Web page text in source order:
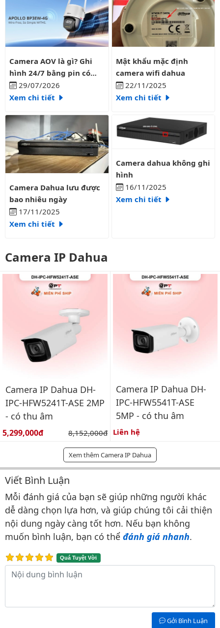
Camera AOV là gì? Ghi hình 24/7 bằng pin có liên tục?
Camera AOV là gì? Ghi
hình 24/7 bằng pin có
liên tục?
29/07/2026
Xem chi tiết
Mật khẩu mặc định camera
Mật khẩu mặc định
camera wifi dahua
22/11/2025
Xem chi tiết
Camera Dahua lưu được bao nhiêu ngày
Camera Dahua lưu được
bao nhiêu ngày
17/11/2025
Xem chi tiết
Camera dahua không ghi hình
Camera dahua không ghi
hình
16/11/2025
Xem chi tiết
Camera IP Dahua
Camera IP Dahua DH-
IPC-HFW5241T-ASE 2MP
- có thu âm
Giá bán:
5,299,000đ Giá gốc:
8,152,000đ
Camera IP Dahua DH-
IPC-HFW5541T-ASE
5MP - có thu âm
Liên hệ
Xem thêm Camera IP Dahua
Bình luận & Đánh giá
Viết Bình Luận
Mỗi đánh giá của bạn sẽ giúp những người khác
dễ dàng chọn lựa hơn, và giúp chúng tôi cải thiện
nội dung ngày càng tốt hơn. Nếu bạn không
muốn bình luận, bạn có thể đánh giá nhanh.
Quá Tuyệt Vời
Nội dung bình luận
Gởi Bình Luận